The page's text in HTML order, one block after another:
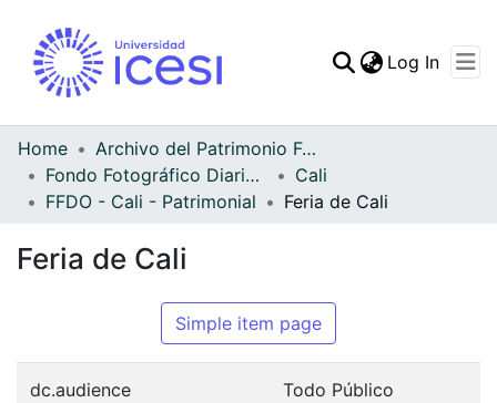
Statistics
Log In
Home
Archivo del Patrimonio Fotográfico y Fílmico del Valle del Cauca
Fondo Fotográfico Diario Occidente
Cali
FFDO - Cali - Patrimonial
Feria de Cali
Feria de Cali
Simple item page
dc.audience Todo Público